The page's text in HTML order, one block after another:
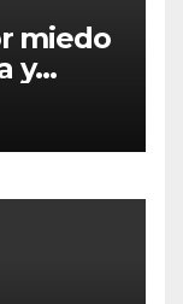
miedo
y